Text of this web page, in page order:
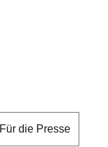
Für die Presse